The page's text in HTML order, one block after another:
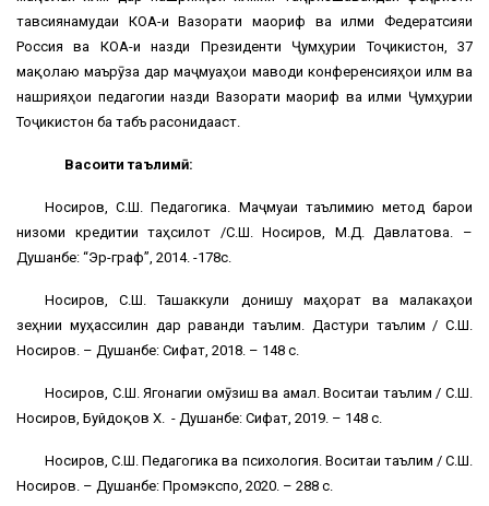
тавсиянамудаи КОА-и Вазорати маориф ва илми Федератсияи
Россия ва КОА-и назди Президенти Ҷумҳурии Тоҷикистон, 37
мақолаю маърӯза дар маҷмуаҳои маводи конференсияҳои илмӣ ва
нашрияҳои педагогии назди Вазорати маориф ва илми Ҷумҳурии
Тоҷикистон ба табъ расонидааст.
Васоити таълимӣ:
Носиров, С.Ш. Педагогика. Маҷмуаи таълимию методӣ барои
низоми кредитии таҳсилот /С.Ш. Носиров, М.Д. Давлатова. –
Душанбе: “Эр-граф”, 2014. -178с.
Носиров, С.Ш. Ташаккули донишу маҳорат ва малакаҳои
зеҳнии муҳассилин дар раванди таълим. Дастури таълимӣ / С.Ш.
Носиров. – Душанбе: Сифат, 2018. – 148 с.
Носиров, С.Ш. Ягонагии омӯзиш ва амал. Воситаи таълимӣ / С.Ш.
Носиров, Буйдоқов Х. - Душанбе: Сифат, 2019. – 148 с.
Носиров, С.Ш. Педагогика ва психология. Воситаи таълимӣ / С.Ш.
Носиров. – Душанбе: Промэкспо, 2020. – 288 с.